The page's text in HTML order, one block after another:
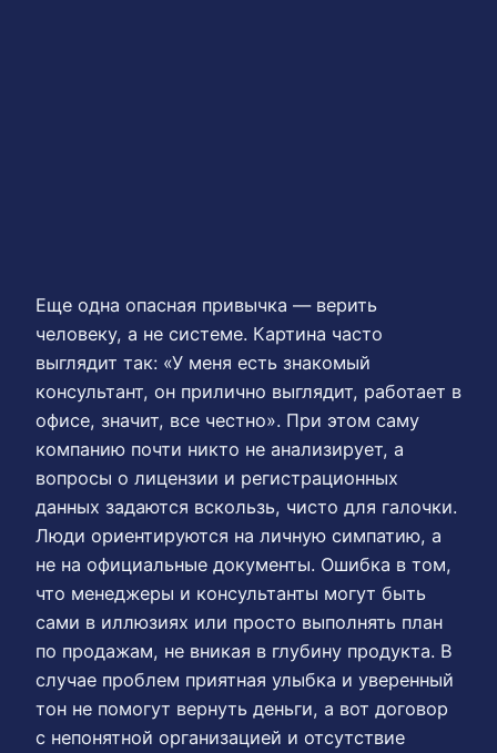
Еще одна опасная привычка — верить
человеку, а не системе. Картина часто
выглядит так: «У меня есть знакомый
консультант, он прилично выглядит, работает в
офисе, значит, все честно». При этом саму
компанию почти никто не анализирует, а
вопросы о лицензии и регистрационных
данных задаются вскользь, чисто для галочки.
Люди ориентируются на личную симпатию, а
не на официальные документы. Ошибка в том,
что менеджеры и консультанты могут быть
сами в иллюзиях или просто выполнять план
по продажам, не вникая в глубину продукта. В
случае проблем приятная улыбка и уверенный
тон не помогут вернуть деньги, а вот договор
с непонятной организацией и отсутствие